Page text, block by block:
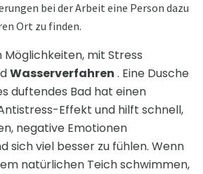
bei der Arbeit eine Person dazu
Ort zu finden.
Möglichkeiten, mit Stress
Wasserverfahren . Eine Dusche
duftendes Bad hat einen
Effekt und hilft schnell,
negative Emotionen
sich viel besser zu fühlen. Wenn
natürlichen Teich schwimmen,